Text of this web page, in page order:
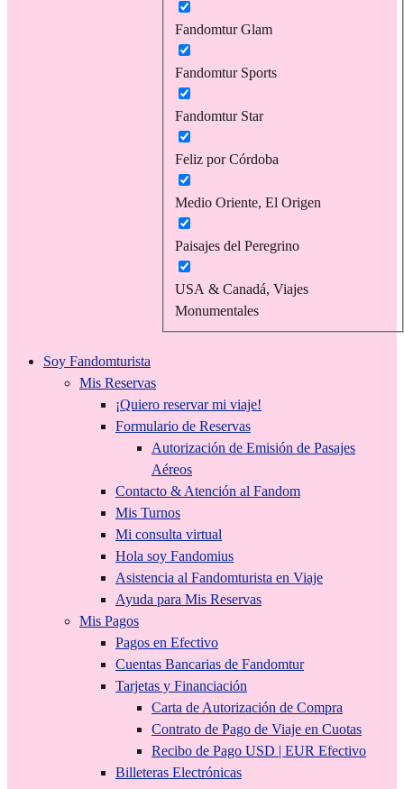
Fandomtur Glam
Fandomtur Sports
Fandomtur Star
Feliz por Córdoba
Medio Oriente, El Origen
Paisajes del Peregrino
USA & Canadá, Viajes
Monumentales
Soy Fandomturista
Mis Reservas
¡Quiero reservar mi viaje!
Formulario de Reservas
Autorización de Emisión de Pasajes
Aéreos
Contacto & Atención al Fandom
Mis Turnos
Mi consulta virtual
Hola soy Fandomius
Asistencia al Fandomturista en Viaje
Ayuda para Mis Reservas
Mis Pagos
Pagos en Efectivo
Cuentas Bancarias de Fandomtur
Tarjetas y Financiación
Carta de Autorización de Compra
Contrato de Pago de Viaje en Cuotas
Recibo de Pago USD | EUR Efectivo
Billeteras Electrónicas